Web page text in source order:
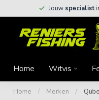
Jouwspecialist
Home Witvis
Home / Merken / Qube